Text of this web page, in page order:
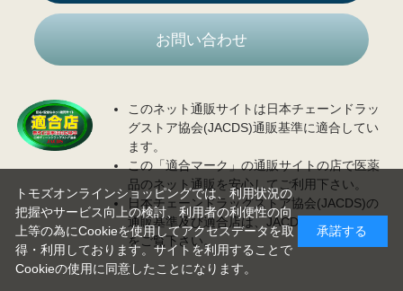
お問い合わせ
このネット通販サイトは日本チェーンドラッ
グストア協会(JACDS)通販基準に適合してい
ます。
この「適合マーク」の通販サイトの店で医薬
品のネット通販を安心してご利用下さい。
日本チェーンドラッグストア協会(JACDS)の
通販基準及び適合店は、JACDS
ホームページ
をご覧下さい。
トモズオンラインショッピングでは、利用状況の
把握やサービス向上の検討、利用者の利便性の向
上等の為にCookieを使用してアクセスデータを取
得・利用しております。サイトを利用することで
Cookieの使用に同意したことになります。
承諾する